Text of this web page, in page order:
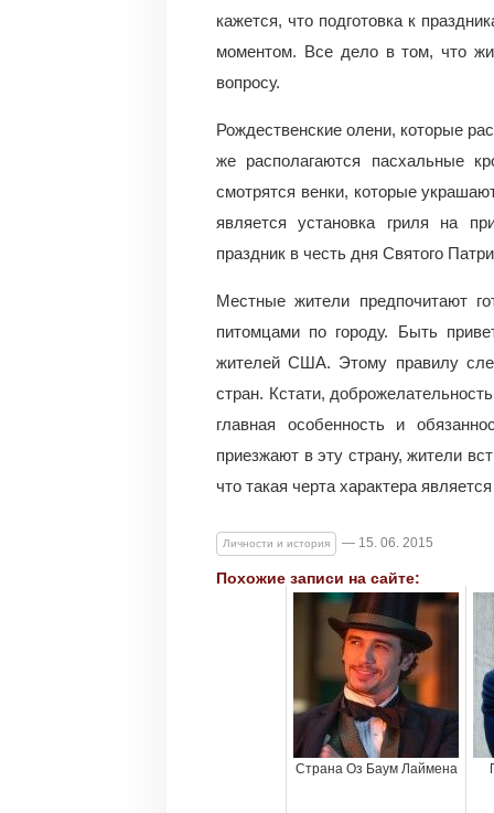
кажется, что подготовка к
моментом. Все дело в том, что
вопросу.
Рождественские олени, которые
же располагаются пасхальные
смотрятся венки, которые
является установка гриля на
праздник в честь дня Святого
Местные жители предпочитают
питомцами по городу. Быть
жителей США. Этому правилу
стран. Кстати,
главная особенность и
приезжают в эту страну, жители
что такая черта характера
Личности и история — 15. 06. 2015
Похожие записи на сайте:
Страна Оз Баум Лаймена